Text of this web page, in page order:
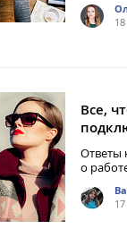
Все,
Ответы
о